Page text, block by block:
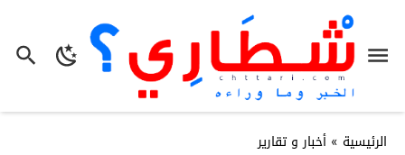
الرئيسية » أخبار و تقارير